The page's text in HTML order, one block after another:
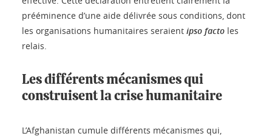
prééminence d’une aide délivrée sous conditions, dont
les organisations humanitaires seraient ipso facto les
relais.
Les différents mécanismes qui
construisent la crise humanitaire
L’Afghanistan cumule différents mécanismes qui,